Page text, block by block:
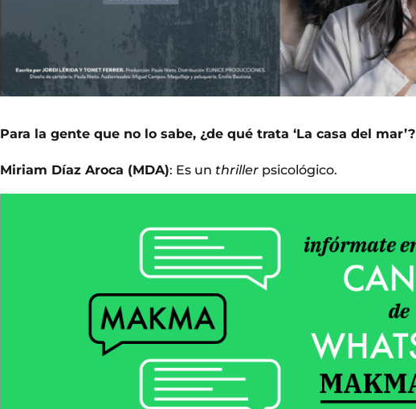
Para la gente que no lo sabe, ¿de qué trata ‘La casa del mar’?
Miriam Díaz Aroca (MDA): Es un thriller psicológico.